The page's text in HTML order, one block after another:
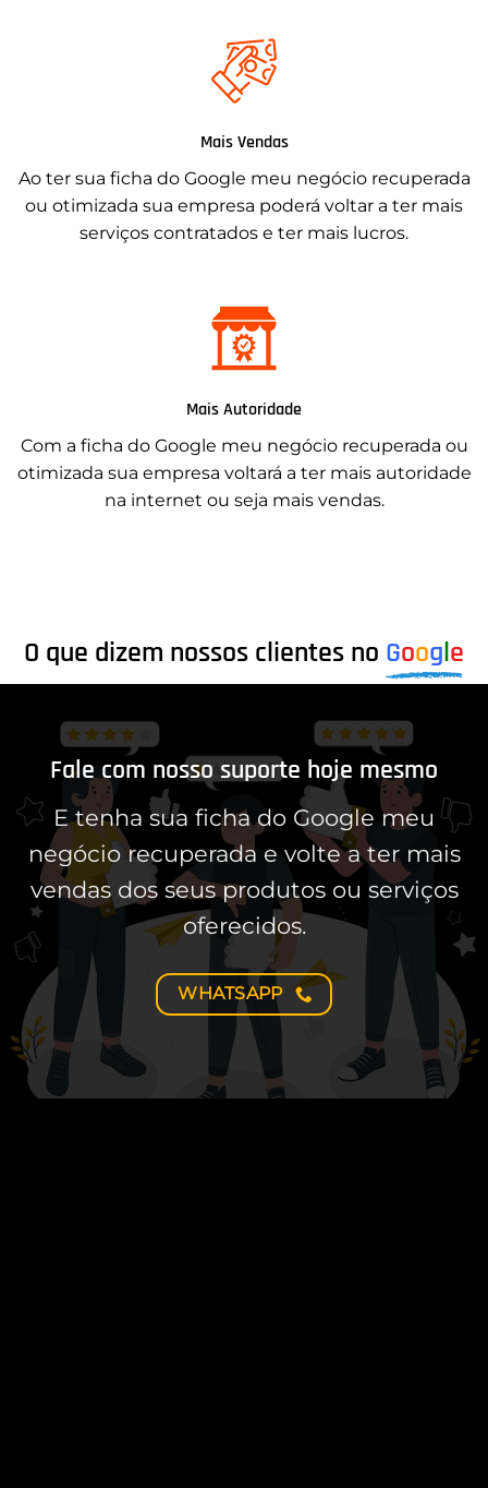
Mais Vendas
Ao ter sua ficha do Google meu negócio recuperada
ou otimizada sua empresa poderá voltar a ter mais
serviços contratados e ter mais lucros.
Mais Autoridade
Com a ficha do Google meu negócio recuperada ou
otimizada sua empresa voltará a ter mais autoridade
na internet ou seja mais vendas.
O que dizem nossos clientes no Google
Fale com nosso suporte hoje mesmo
E tenha sua ficha do Google meu
negócio recuperada e volte a ter mais
vendas dos seus produtos ou serviços
oferecidos.
WHATSAPP